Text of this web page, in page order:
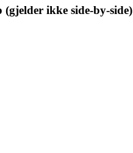
ikke side-by-side)